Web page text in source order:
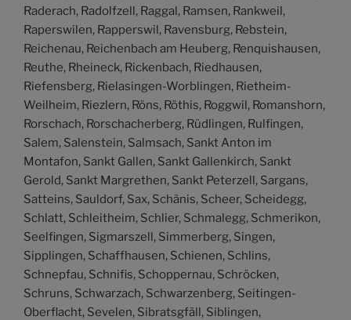
Raderach, Radolfzell, Raggal, Ramsen, Rankweil,
Raperswilen, Rapperswil, Ravensburg, Rebstein,
Reichenau, Reichenbach am Heuberg, Renquishausen,
Reuthe, Rheineck, Rickenbach, Riedhausen,
Riefensberg, Rielasingen-Worblingen, Rietheim-
Weilheim, Riezlern, Röns, Röthis, Roggwil, Romanshorn,
Rorschach, Rorschacherberg, Rüdlingen, Rulfingen,
Salem, Salenstein, Salmsach, Sankt Anton im
Montafon, Sankt Gallen, Sankt Gallenkirch, Sankt
Gerold, Sankt Margrethen, Sankt Peterzell, Sargans,
Satteins, Sauldorf, Sax, Schänis, Scheer, Scheidegg,
Schlatt, Schleitheim, Schlier, Schmalegg, Schmerikon,
Seelfingen, Sigmarszell, Simmerberg, Singen,
Sipplingen, Schaffhausen, Schienen, Schlins,
Schnepfau, Schnifis, Schoppernau, Schröcken,
Schruns, Schwarzach, Schwarzenberg, Seitingen-
Oberflacht, Sevelen, Sibratsgfäll, Siblingen,